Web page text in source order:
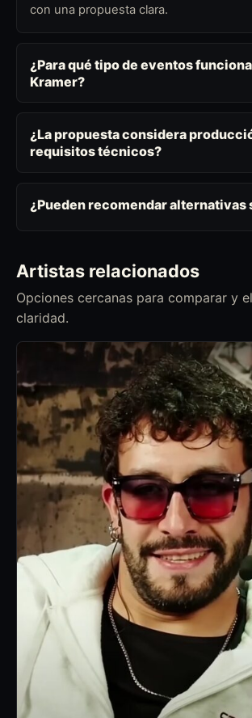
con una propuesta clara.
¿Para qué tipo de eventos
Kramer?
¿La propuesta considera
requisitos técnicos?
¿Pueden recomendar alternativas
Artistas relacionados
Opciones cercanas para comparar y
claridad.